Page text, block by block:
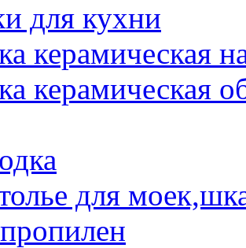
для кухни
керамическая
керамическая
для